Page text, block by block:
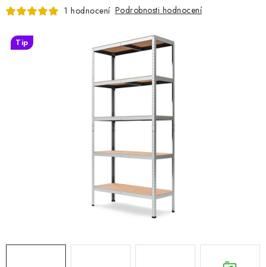
ZAHRADA, OKOLÍ DOMU
DŮM, BYT
FIRMA, GARÁŽ, DÍLNA, SKLEP
ŽEBŘÍKY SCHŮDKY A LEŠENÍ
PARKOVACÍ BLOKÁDY
1 hodnocení Podrobnosti hodnocení
Tip